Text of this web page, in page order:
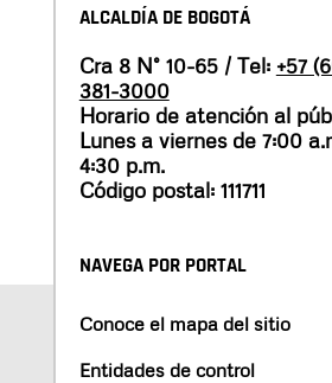
ALCALDÍA DE BOGOTÁ
Cra 8 N° 10-65 / Tel: +57
381-3000
Horario de atención al
Lunes a viernes de 7:00
4:30 p.m.
Código postal: 111711
NAVEGA POR PORTAL
Conoce el mapa del sitio
Entidades de control